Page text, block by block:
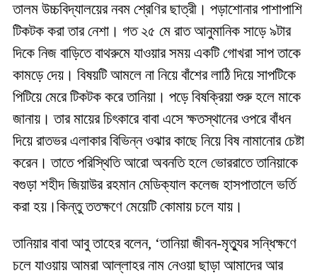
তালম উচ্চবিদ্যালয়ের নবম শ্রেণির ছাত্রী। পড়াশোনার পাশাপাশি
টিকটক করা তার নেশা। গত ২৫ মে রাত আনুমানিক সাড়ে ৯টার
দিকে নিজ বাড়িতে বাথরুমে যাওয়ার সময় একটি গোখরা সাপ তাকে
কামড়ে দেয়। বিষয়টি আমলে না নিয়ে বাঁশের লাঠি দিয়ে সাপটিকে
পিটিয়ে মেরে টিকটক করে তানিয়া। পড়ে বিষক্রিয়া শুরু হলে মাকে
জানায়। তার মায়ের চিৎকারে বাবা এসে ক্ষতস্থানের ওপরে বাঁধন
দিয়ে রাতভর এলাকার বিভিন্ন ওঝার কাছে নিয়ে বিষ নামানোর চেষ্টা
করেন। তাতে পরিস্থিতি আরো অবনতি হলে ভোররাতে তানিয়াকে
বগুড়া শহীদ জিয়াউর রহমান মেডিক্যাল কলেজ হাসপাতালে ভর্তি
করা হয়।কিন্তু ততক্ষণে মেয়েটি কোমায় চলে যায়।
তানিয়ার বাবা আবু তাহের বলেন, ‘তানিয়া জীবন-মৃত্যুর সন্ধিক্ষণে
চলে যাওয়ায় আমরা আল্লাহর নাম নেওয়া ছাড়া আমাদের আর